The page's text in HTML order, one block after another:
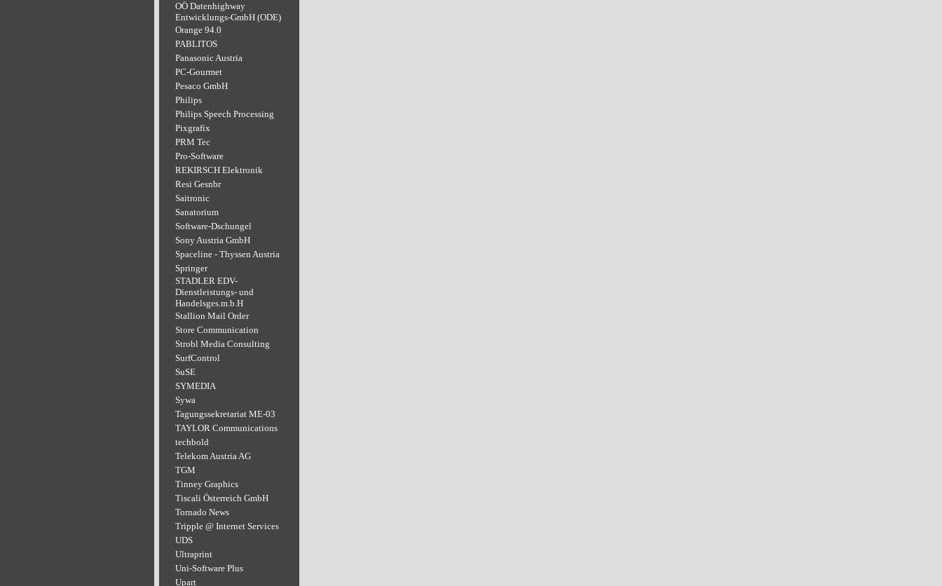
OÖ Datenhighway
Entwicklungs-GmbH (ODE)
Orange 94.0
PABLITOS
Panasonic Austria
PC-Gourmet
Pesaco GmbH
Philips
Philips Speech Processing
Pixgrafix
PRM Tec
Pro-Software
REKIRSCH Elektronik
Resi Gesnbr
Saitronic
Sanatorium
Software-Dschungel
Sony Austria GmbH
Spaceline - Thyssen Austria
Springer
STADLER EDV-
Dienstleistungs- und
Handelsges.m.b.H
Stallion Mail Order
Store Communication
Strobl Media Consulting
SurfControl
SuSE
SYMEDIA
Sywa
Tagungssekretariat ME-03
TAYLOR Communications
techbold
Telekom Austria AG
TGM
Tinney Graphics
Tiscali Österreich GmbH
Tornado News
Tripple @ Internet Services
UDS
Ultraprint
Uni-Software Plus
Upart